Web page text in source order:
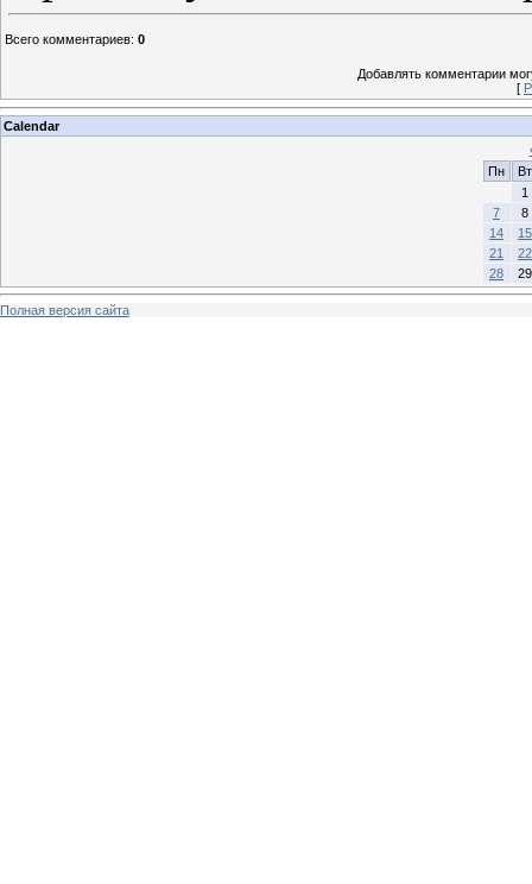
Всего комментариев: 0
Добавлять комментарии
[
Calendar
Пн
Вт
1
7
8
14
15
21
22
28
29
Полная версия сайта